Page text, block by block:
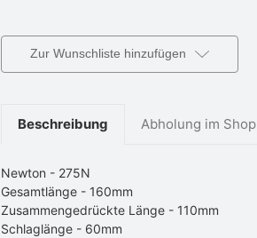
Zur Wunschliste hinzufügen
Beschreibung Abholung im Shop
Newton - 275N
Gesamtlänge - 160mm
Zusammengedrückte Länge - 110mm
Schlaglänge - 60mm